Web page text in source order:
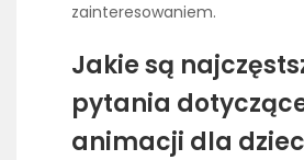
zainteresowaniem.
Jakie są
pytania
animacji dla